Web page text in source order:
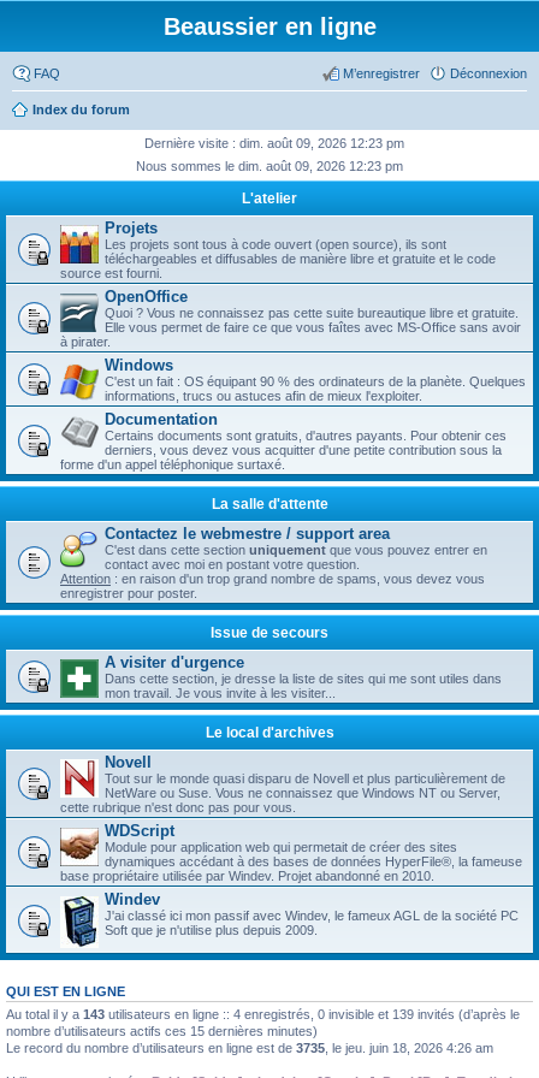
Beaussier en ligne
FAQ Déconnexion
M’enregistrer
Index du forum
Dernière visite : dim. août 09, 2026 12:23 pm
Nous sommes le dim. août 09, 2026 12:23 pm
L'atelier
Projets
Les projets sont tous à code ouvert (open source), ils sont
téléchargeables et diffusables de manière libre et gratuite et le code
source est fourni.
OpenOffice
Quoi ? Vous ne connaissez pas cette suite bureautique libre et gratuite.
Elle vous permet de faire ce que vous faîtes avec MS-Office sans avoir
à pirater.
Windows
C'est un fait : OS équipant 90 % des ordinateurs de la planète. Quelques
informations, trucs ou astuces afin de mieux l'exploiter.
Documentation
Certains documents sont gratuits, d'autres payants. Pour obtenir ces
derniers, vous devez vous acquitter d'une petite contribution sous la
forme d'un appel téléphonique surtaxé.
La salle d'attente
Contactez le webmestre / support area
C'est dans cette section uniquement que vous pouvez entrer en
contact avec moi en postant votre question.
Attention : en raison d'un trop grand nombre de spams, vous devez vous
enregistrer pour poster.
Issue de secours
A visiter d'urgence
Dans cette section, je dresse la liste de sites qui me sont utiles dans
mon travail. Je vous invite à les visiter...
Le local d'archives
Novell
Tout sur le monde quasi disparu de Novell et plus particulièrement de
NetWare ou Suse. Vous ne connaissez que Windows NT ou Server,
cette rubrique n'est donc pas pour vous.
WDScript
Module pour application web qui permetait de créer des sites
dynamiques accédant à des bases de données HyperFile®, la fameuse
base propriétaire utilisée par Windev. Projet abandonné en 2010.
Windev
J'ai classé ici mon passif avec Windev, le fameux AGL de la société PC
Soft que je n'utilise plus depuis 2009.
QUI EST EN LIGNE
Au total il y a 143 utilisateurs en ligne :: 4 enregistrés, 0 invisible et 139 invités (d’après le
nombre d’utilisateurs actifs ces 15 dernières minutes)
Le record du nombre d’utilisateurs en ligne est de 3735 , le jeu. juin 18, 2026 4:26 am